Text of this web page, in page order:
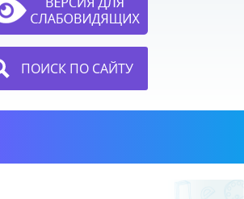
ПОИСК ПО САЙТУ